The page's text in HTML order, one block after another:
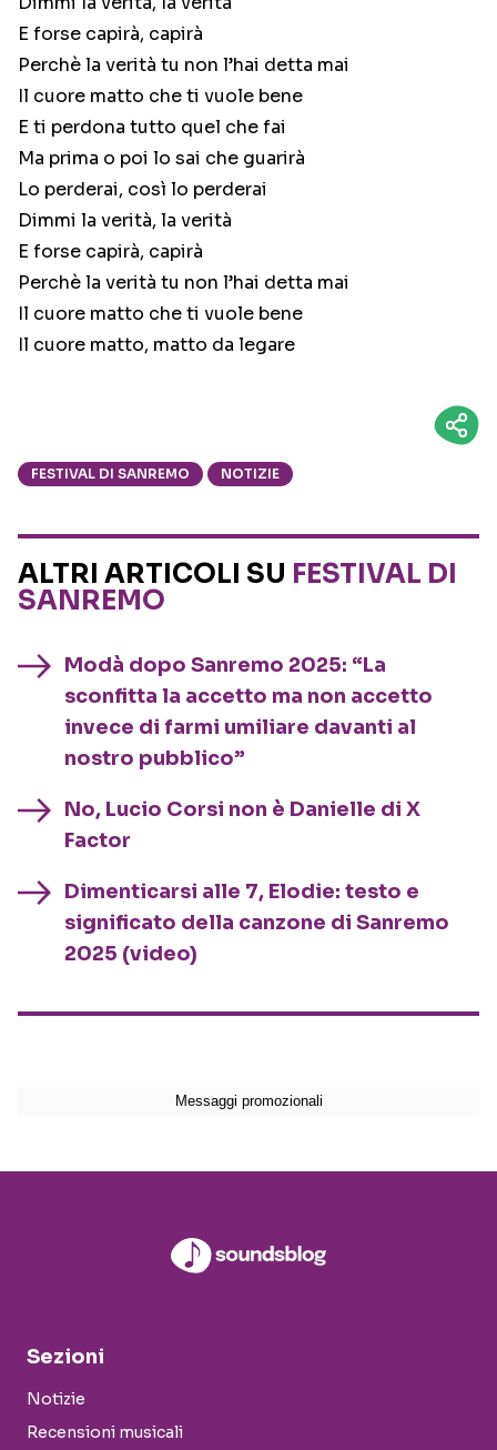
E forse capirà, capirà
Perchè la verità tu non l’hai detta mai
Il cuore matto che ti vuole bene
E ti perdona tutto quel che fai
Ma prima o poi lo sai che guarirà
Lo perderai, così lo perderai
Dimmi la verità, la verità
E forse capirà, capirà
Perchè la verità tu non l’hai detta mai
Il cuore matto che ti vuole bene
Il cuore matto, matto da legare
FESTIVAL DI SANREMO NOTIZIE
ALTRI ARTICOLI SU FESTIVAL DI
SANREMO
Modà dopo Sanremo 2025: “La
sconfitta la accetto ma non accetto
invece di farmi umiliare davanti al
nostro pubblico”
No, Lucio Corsi non è Danielle di X
Factor
Dimenticarsi alle 7, Elodie: testo e
significato della canzone di Sanremo
2025 (video)
Sezioni
Notizie
Recensioni musicali